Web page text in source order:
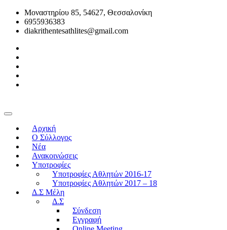
Μοναστηρίου 85, 54627, Θεσσαλονίκη
6955936383
diakrithentesathlites@gmail.com
Αρχική
O Σύλλογος
Νέα
Ανακοινώσεις
Υποτροφίες
Υποτροφίες Αθλητών 2016-17
Υποτροφίες Αθλητών 2017 – 18
Δ.Σ Μέλη
Δ.Σ
Σύνδεση
Εγγραφή